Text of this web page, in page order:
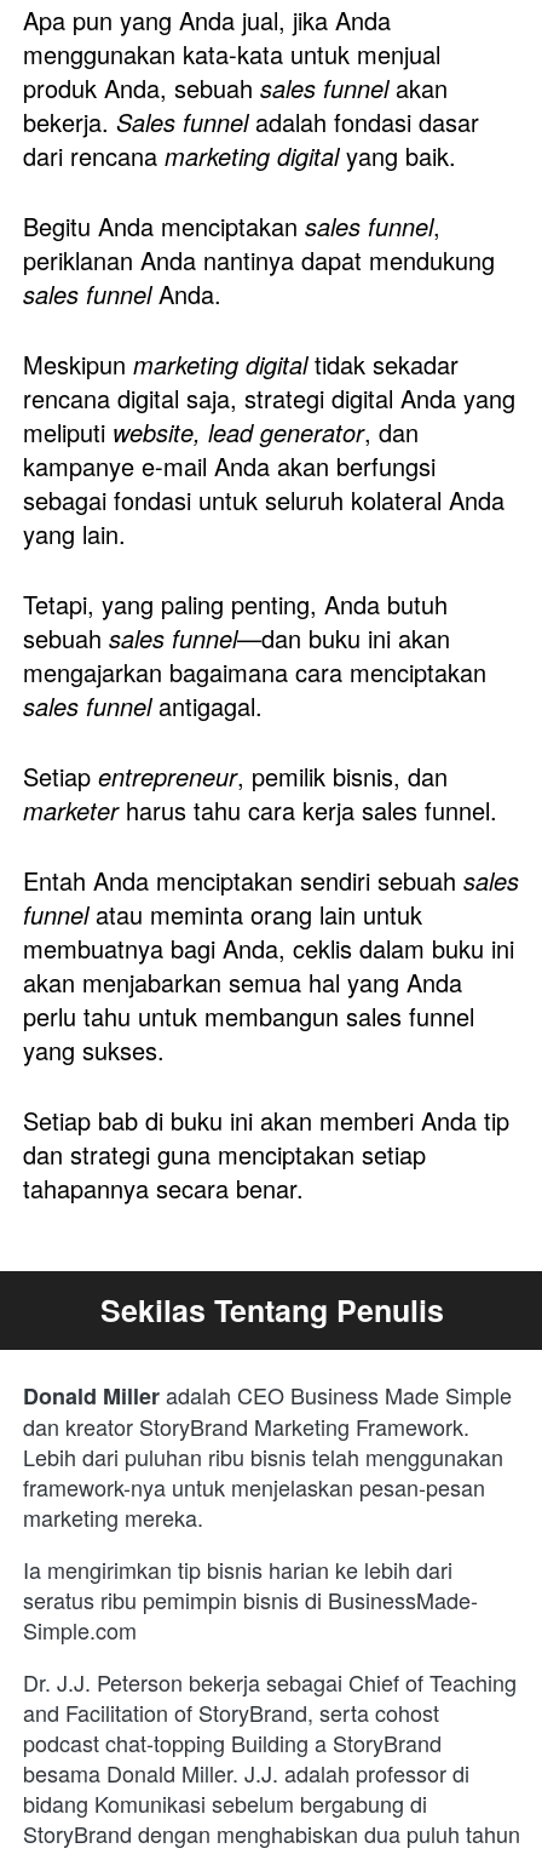
Apa pun yang Anda jual, jika Anda
menggunakan kata-kata untuk menjual
produk Anda, sebuah sales funnel akan
bekerja. Sales funnel adalah fondasi dasar
dari rencana marketing digital yang baik.
Begitu Anda menciptakan sales funnel,
sales funnel Anda.
Meskipun marketing digital tidak sekadar
rencana digital saja, strategi digital Anda yang
meliputi website, lead generator, dan
kampanye e-mail Anda akan berfungsi
sebagai fondasi untuk seluruh kolateral Anda
yang lain.
Tetapi, yang paling penting, Anda butuh
sebuah sales funnel—dan buku ini akan
sales funnel antigagal.
Setiap entrepreneur
marketer harus tahu cara kerja sales funnel.
Entah Anda menciptakan sendiri sebuah sales
funnel atau meminta orang lain untuk
membuatnya bagi Anda, ceklis dalam buku ini
akan menjabarkan semua hal yang Anda
perlu tahu untuk membangun sales funnel
yang sukses.
Setiap bab di buku ini akan memberi Anda tip
dan strategi guna menciptakan setiap
tahapannya secara benar.
Sekilas Tentang Penulis
Donald Miller adalah CEO Business Made Simple
dan kreator StoryBrand Marketing Framework.
Lebih dari puluhan ribu bisnis telah menggunakan
framework-nya untuk menjelaskan pesan-pesan
marketing mereka.
Ia mengirimkan tip bisnis harian ke lebih dari
seratus ribu pemimpin bisnis di BusinessMade-
Simple.com
Dr. J.J. Peterson bekerja sebagai Chief of Teaching
and Facilitation of StoryBrand, serta cohost
podcast chat-topping Building a StoryBrand
besama Donald Miller. J.J. adalah professor di
bidang Komunikasi sebelum bergabung di
StoryBrand dengan menghabiskan dua puluh tahun